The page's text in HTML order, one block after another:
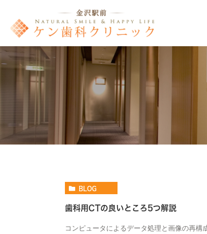
BLOG
歯科用CTの良いところ5つ解説
コンピュータによるデータ処理と画像の再構